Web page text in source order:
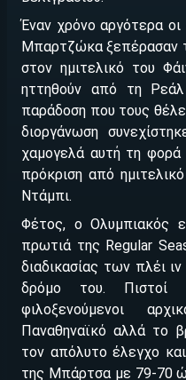
Έναν χρόνο αργότερα οι
Μπαρτζώκα ξεπέρασαν
στον ημιτελικό του
ηττηθούν από τη
παράδοση που τους
διοργάνωση
χαμογελά αυτή τη φορά
πρόκριση από
Ντάμπι.
Φέτος, ο Ολυμπιακός
πρωτιά της Regular
διαδικασίας των πλέι
δρόμο του. Πιστοί
φιλοξενούμενοι
Παναθηναϊκό αλλά το
τον απόλυτο έλεγχο
της Μπάρτσα με 79-70